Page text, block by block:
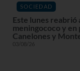
SOCIEDAD
Este lunes reabrió
meningococo y en
Canelones y
03/08/26